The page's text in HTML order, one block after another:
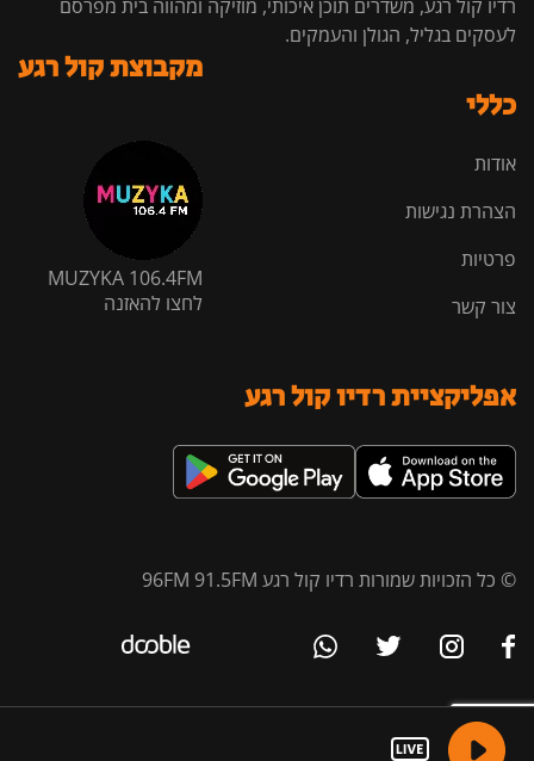
רדיו קול רגע, משדרים תוכן איכותי, מוזיקה ומהווה בית מפרסם
לעסקים בגליל, הגולן והעמקים.
כללי
אודות
הצהרת נגישות
פרטיות
צור קשר
מקבוצת קול רגע
MUZYKA 106.4FM
לחצו להאזנה
אפליקציית רדיו קול רגע
© כל הזכויות שמורות רדיו קול רגע 96FM 91.5FM